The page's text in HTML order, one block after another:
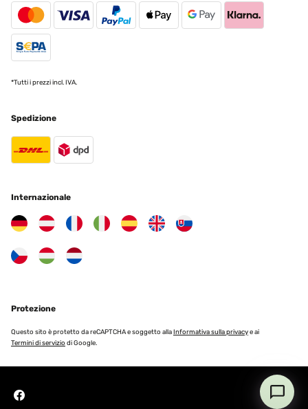
*Tutti i prezzi incl. IVA.
Spedizione
Internazionale
Protezione
Questo sito è protetto da reCAPTCHA e soggetto allaInformativa sulla privacye ai
Termini di servizio di Google.